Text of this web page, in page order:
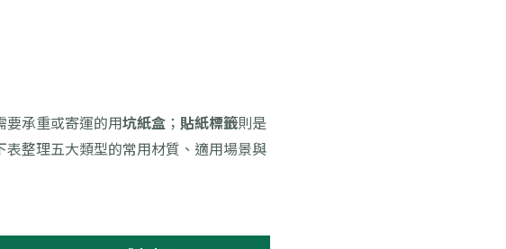
要承重或寄運的用坑紙盒 ； 貼紙標籤則是
整理五大類型的常用材質、適用場景與